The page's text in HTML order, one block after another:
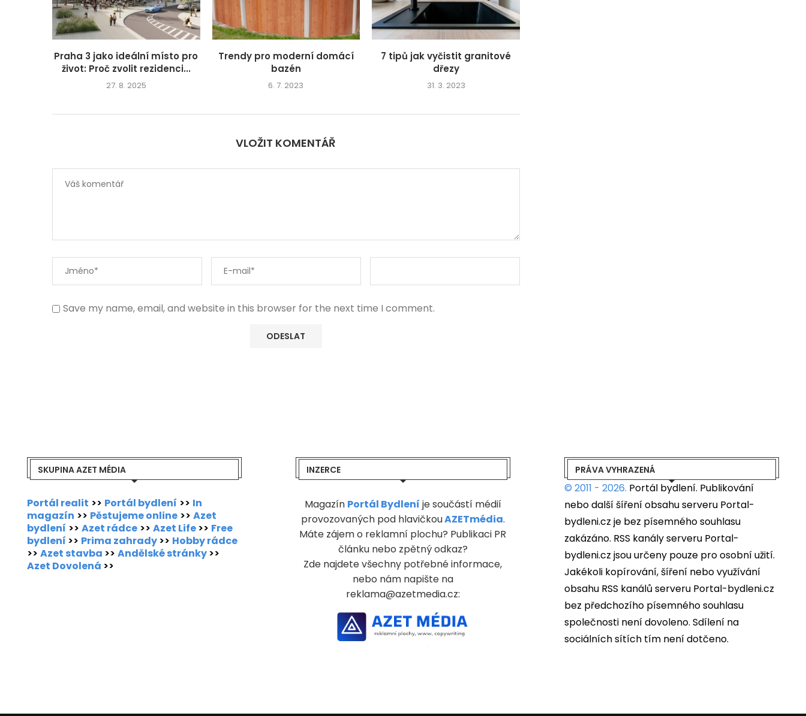
Praha 3 jako ideální místo pro
život: Proč zvolit rezidenci...
27. 8. 2025
Trendy pro moderní domácí
bazén
6. 7. 2023
7 tipů jak vyčistit granitové
dřezy
31. 3. 2023
VLOŽIT KOMENTÁŘ
Save my name, email, and website in this browser for the next time I comment.
SKUPINA AZET MÉDIA
Portál realit >> Portál bydlení >> In
magazín >> Pěstujeme online >> Azet
bydlení >> Azet rádce >> Azet Life>> Free
bydlení >> Prima zahrady>> Hobby rádce
>> Azet stavba >> Andělské stránky>>
Azet Dovolená >>
INZERCE
Magazín Portál Bydlení je součástí médií
provozovaných pod hlavičkouAZETmédia.
Máte zájem o reklamní plochu? Publikaci PR
článku nebo zpětný odkaz?
Zde najdete všechny potřebné informace,
nebo nám napište na
reklama@azetmedia.cz:
PRÁVA VYHRAZENÁ
© 2011 - 2026. Portál bydlení. Publikování
nebo další šíření obsahu serveru Portal-
bydleni.cz je bez písemného souhlasu
zakázáno. RSS kanály serveru Portal-
bydleni.cz jsou určeny pouze pro osobní užití.
Jakékoli kopírování, šíření nebo využívání
obsahu RSS kanálů serveru Portal-bydleni.cz
bez předchozího písemného souhlasu
společnosti není dovoleno. Sdílení na
sociálních sítích tím není dotčeno.